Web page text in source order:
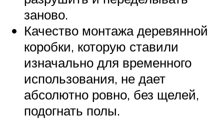
заново.
Качество монтажа деревянной
коробки, которую ставили
изначально для временного
использования, не дает
абсолютно ровно, без щелей,
подогнать полы.